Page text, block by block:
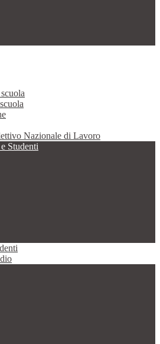
Nazionale di Lavoro
Studenti